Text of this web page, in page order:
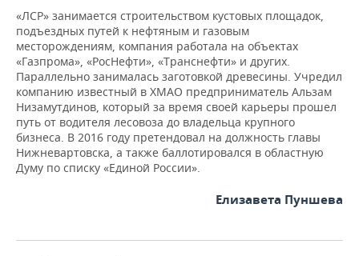
«ЛСР» занимается строительством кустовых площадок,
подъездных путей к нефтяным и газовым
месторождениям, компания работала на объектах
«Газпрома», «РосНефти», «Транснефти» и других.
Параллельно занималась заготовкой древесины. Учредил
компанию известный в ХМАО предприниматель Альзам
Низамутдинов, который за время своей карьеры прошел
путь от водителя лесовоза до владельца крупного
бизнеса. В 2016 году претендовал на должность главы
Нижневартовска, а также баллотировался в областную
Думу по списку «Единой России».
Елизавета Пуншева